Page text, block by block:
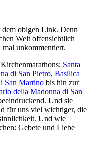
dem obigen Link. Denn
Welt offensichtlich
mal unkommentiert.
Santa
di San Pietro, Basilica
San Martino bis hin zur
della Madonna di San
Und sie
für uns viel wichtiger, die
Und wie
Gebete und Liebe